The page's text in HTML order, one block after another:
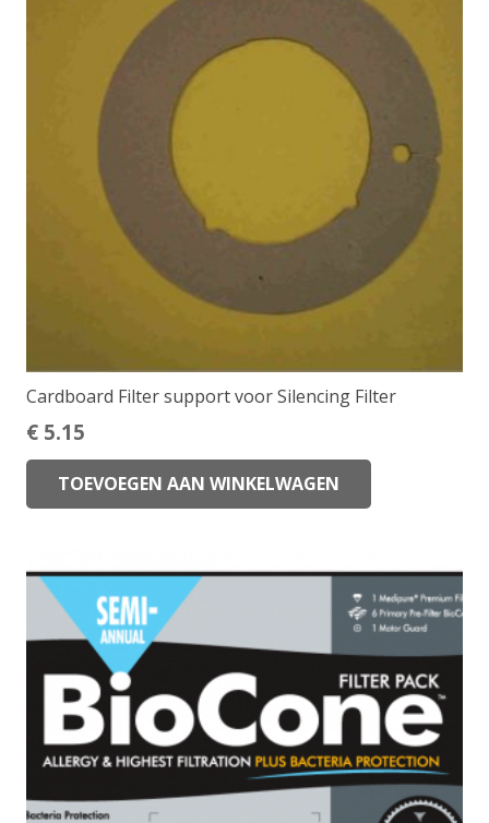
Cardboard Filter support voor Silencing Filter
€ 5.15
TOEVOEGEN AAN WINKELWAGEN